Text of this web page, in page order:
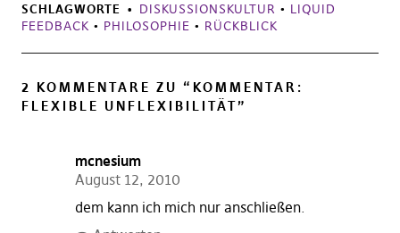
SCHLAGWORTE DISKUSSIONSKULTUR • LIQUID
FEEDBACK • PHILOSOPHIE • RÜCKBLICK
2 KOMMENTARE ZU “ KOMMENTAR:
FLEXIBLE UNFLEXIBILITÄT”
mcnesium
August 12, 2010
dem kann ich mich nur anschließen.